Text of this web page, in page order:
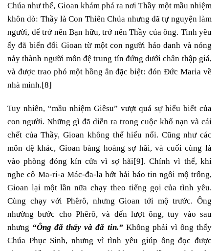
Chúa như thế, Gioan khám phá ra nơi Thầy một mầu nhiệm
khôn dò: Thầy là Con Thiên Chúa nhưng đã tự nguyện làm
người, để trở nên Bạn hữu, trở nên Thầy của ông. Tình yêu
ấy đã biến đổi Gioan từ một con người háo danh và nóng
nảy thành người môn đệ trung tín đứng dưới chân thập giá,
và được trao phó một hồng ân đặc biệt: đón Đức Maria về
nhà mình.[8]
Tuy nhiên, “mầu nhiệm Giêsu” vượt quá sự hiểu biết của
con người. Những gì đã diễn ra trong cuộc khổ nạn và cái
chết của Thầy, Gioan không thể hiểu nổi. Cũng như các
môn đệ khác, Gioan bàng hoàng sợ hãi, và cuối cùng là
vào phòng đóng kín cửa vì sợ hãi[9]. Chính vì thế, khi
nghe cô Ma-ri-a Mác-đa-la hớt hải báo tin ngôi mộ trống,
Gioan lại một lần nữa chạy theo tiếng gọi của tình yêu.
Cùng chạy với Phêrô, nhưng Gioan tới mộ trước. Ông
nhường bước cho Phêrô, và đến lượt ông, tuy vào sau
nhưng “Ông đã thấy và đã tin.”Không phải vì ông thấy
Chúa Phục Sinh, nhưng vì tình yêu giúp ông đọc được